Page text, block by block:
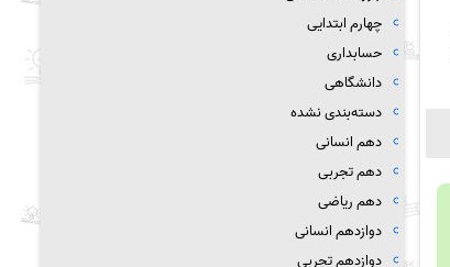
چهارم ابتدایی
حسابداری
دانشگاهی
دسته‌بندی نشده
دهم انسانی
دهم تجربی
دهم ریاضی
دوازدهم انسانی
دوازدهم تجربی